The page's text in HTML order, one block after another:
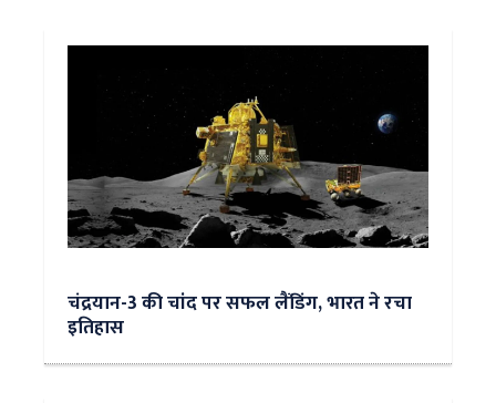
चंद्रयान-3 की चांद पर सफल लैंडिंग, भारत ने रचा
इतिहास